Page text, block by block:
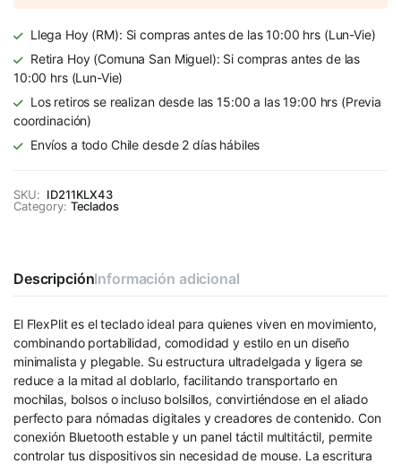
Llega Hoy (RM): Si compras antes de las 10:00 hrs (Lun-Vie)
Retira Hoy (Comuna San Miguel): Si compras antes de las
10:00 hrs (Lun-Vie)
Los retiros se realizan desde las 15:00 a las 19:00 hrs (Previa
coordinación)
Envíos a todo Chile desde 2 días hábiles
SKU: ID211KLX43
Category: Teclados
DescripciónInformación adicional
El FlexPlit es el teclado ideal para quienes viven en movimiento,
combinando portabilidad, comodidad y estilo en un diseño
minimalista y plegable. Su estructura ultradelgada y ligera se
reduce a la mitad al doblarlo, facilitando transportarlo en
mochilas, bolsos o incluso bolsillos, convirtiéndose en el aliado
perfecto para nómadas digitales y creadores de contenido. Con
conexión Bluetooth estable y un panel táctil multitáctil, permite
controlar tus dispositivos sin necesidad de mouse. La escritura